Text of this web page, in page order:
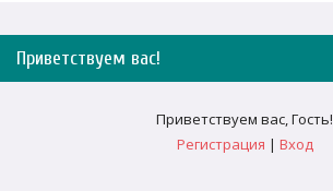
Приветствуем вас!
Приветствуем вас,Гость!
Регистрация | Вход